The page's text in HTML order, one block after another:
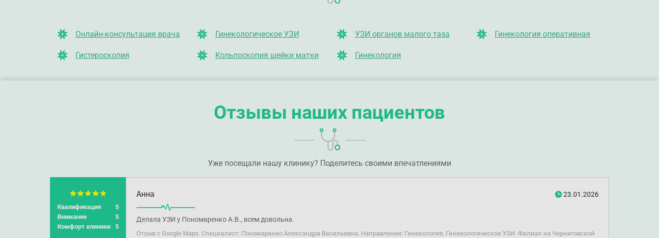
Онлайн-консультация врача Гинекологическое УЗИ УЗИ органов малого таза Гинекология оперативная
Гистероскопия Кольпоскопия шейки матки Гинекология
Отзывы наших пациентов
Уже посещали нашу клинику? Поделитесь своими впечатлениями
Квалификация
5
Внимание
5
Комфорт клиники
5
Анна 23.01.2026
Делала УЗИ у Пономаренко А.В., всем довольна.
Отзыв с Google Maps. Специалист: Пономаренко Александра Васильевна. Направления: Гинекология, Гинекологическое УЗИ. Филиал на Черниговской